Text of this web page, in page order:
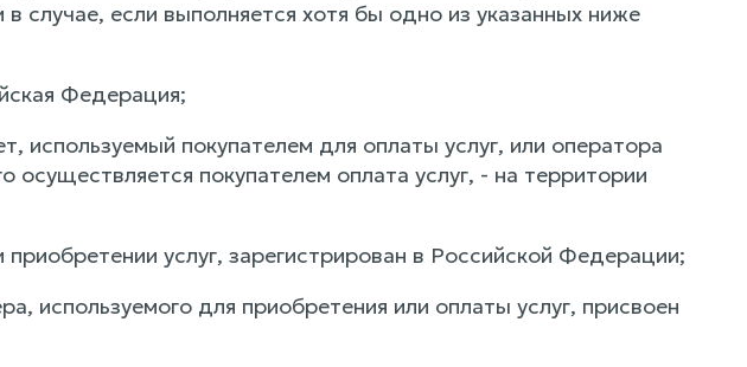
случае, если выполняется хотя бы одно из указанных ниже
Федерация;
используемый покупателем для оплаты услуг, или оператора
покупателем оплата услуг, - на территории
услуг, зарегистрирован в Российской Федерации;
используемого для приобретения или оплаты услуг, присвоен